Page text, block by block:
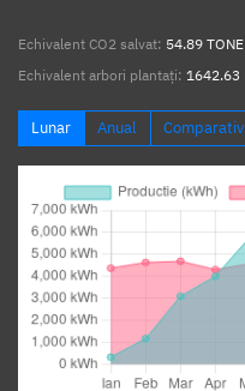
Echivalent CO2 salvat: 54.89 TONE
Echivalent arbori plantați: 1642.63
Lunar Anual Comparativ